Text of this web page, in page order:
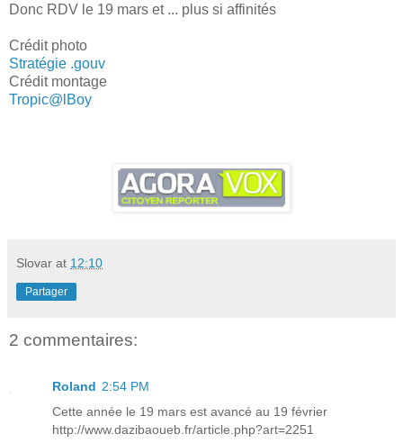
Donc RDV le 19 mars et ... plus si affinités
Crédit photo
Stratégie .gouv
Crédit montage
Tropic@lBoy
Slovar at 12:10
Partager
2 commentaires:
Roland 2:54 PM
Cette année le 19 mars est avancé au 19 février
http://www.dazibaoueb.fr/article.php?art=2251